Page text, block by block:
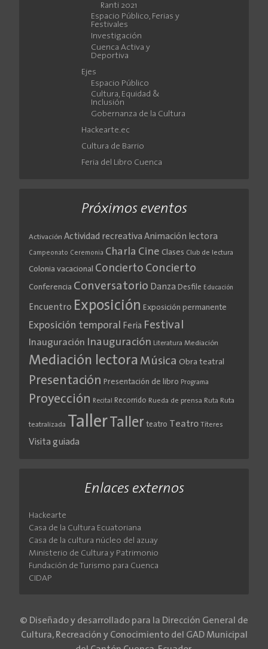
Ranti 2021
Espacio Público, Ferias y
Festivales
Investigación
Cuenca Activa y
Deportiva
Ejes
Espacio Público
Cultura, Equidad &
Inclusión
Gobernanza de la Cultura
Hackearte.ec
Cultura de Barrio
Feria del Libro Cuenca
Próximos eventos
Activación Actividad recreativa Animación lectora
Campeonato Ceremonia Charla Cine Clases Club de lectura
Colonia vacacional Concierto Concierto
Conferencia Conversatorio Danza Desfile Educación
Encuentro Exposición Exposición permanente
Exposición temporal Feria Festival
Inauguración Inauguración Literatura Mediación
Mediación lectora Música Obra teatral
Presentación Presentación de libro Programa
Proyección Recital Recorrido Rueda de prensa Ruta Ruta
teatralizada Taller Taller teatro Teatro Títeres
Visita guiada
Enlaces externos
Hackearte
Casa de la Cultura Ecuatoriana
Casa de la cultura núcleo del azuay
Ministerio de Cultura y Patrimonio
Fundación de Turismo para Cuenca
CIDAP
© Diseñado y desarrollado para la Dirección General de
Cultura, Recreación y Conocimiento del GAD Municipal